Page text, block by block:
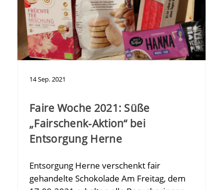
14Sep.2021
Faire Woche 2021: Süße
„Fairschenk-Aktion“ bei
Entsorgung Herne
Entsorgung Herne verschenkt fair
gehandelte Schokolade Am Freitag, dem